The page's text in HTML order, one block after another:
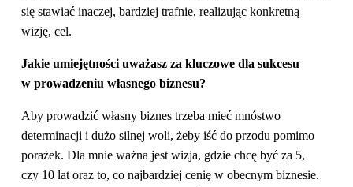
się stawiać inaczej, bardziej trafnie, realizując konkretną
wizję, cel.
Jakie umiejętności uważasz za kluczowe dla sukcesu
w prowadzeniu własnego biznesu?
Aby prowadzić własny biznes trzeba mieć mnóstwo
determinacji i dużo silnej woli, żeby iść do przodu pomimo
porażek. Dla mnie ważna jest wizja, gdzie chcę być za 5,
czy 10 lat oraz to, co najbardziej cenię w obecnym biznesie.